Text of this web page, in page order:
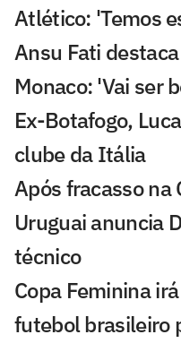
Atlético: 'Temos
Ansu Fati
Monaco: 'Vai ser
Ex-Botafogo,
clube da Itália
Após fracasso na
Uruguai anuncia
técnico
Copa Feminina
futebol brasileiro